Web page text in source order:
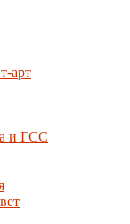
арт
и ГСС